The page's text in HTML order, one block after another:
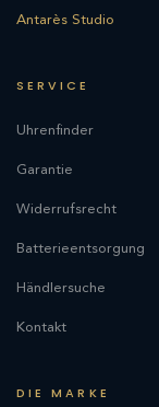
Antarès Studio
SERVICE
Uhrenfinder
Garantie
Widerrufsrecht
Batterieentsorgung
Händlersuche
Kontakt
DIE MARKE